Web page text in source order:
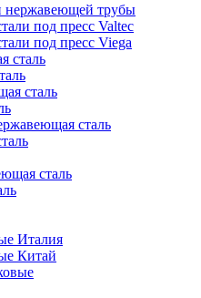
нержавеющей трубы
под пресс Valtec
под пресс Viega
сталь
сталь
сталь
сталь
Италия
Китай